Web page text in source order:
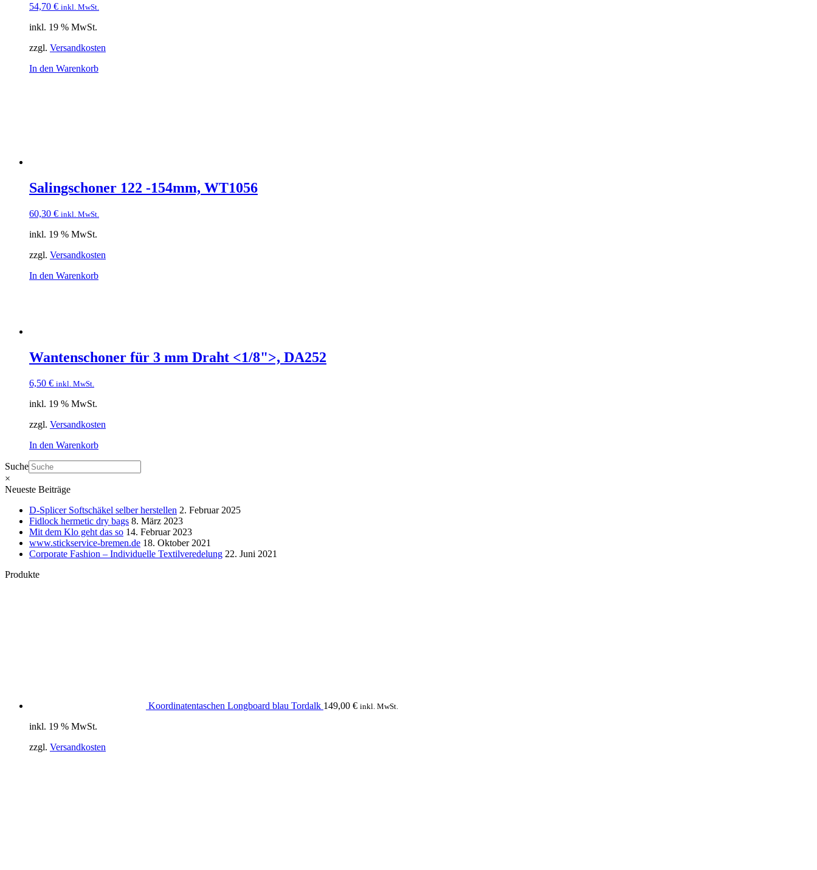
54,70 € inkl. MwSt.
inkl. 19 % MwSt.
zzgl. Versandkosten
In den Warenkorb
Salingschoner 122 -154mm, WT1056
60,30 € inkl. MwSt.
inkl. 19 % MwSt.
zzgl. Versandkosten
In den Warenkorb
Wantenschoner für 3 mm Draht <1/8">, DA252
6,50 € inkl. MwSt.
inkl. 19 % MwSt.
zzgl. Versandkosten
In den Warenkorb
Suche
×
Neueste Beiträge
D-Splicer Softschäkel selber herstellen 2. Februar 2025
Fidlock hermetic dry bags 8. März 2023
Mit dem Klo geht das so 14. Februar 2023
www.stickservice-bremen.de 18. Oktober 2021
Corporate Fashion – Individuelle Textilveredelung 22. Juni 2021
Produkte
Koordinatentaschen Longboard blau Tordalk 149,00 € inkl. MwSt.
inkl. 19 % MwSt.
zzgl. Versandkosten